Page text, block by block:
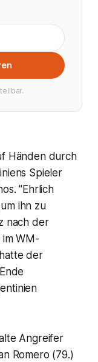
Händen durch
Spieler
"Ehrlich
ihn zu
nach der
WM-
der
Angreifer
Romero (79.)